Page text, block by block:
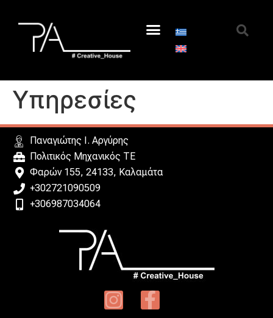
Υπηρεσίες
Παναγιώτης I. Αργύρης
Πολιτικός Μηχανικός ΤΕ
Φαρών 155, 24133, Καλαμάτα
+302721090509
+306987034064